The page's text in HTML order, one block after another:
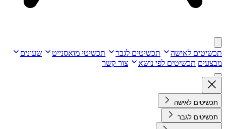
תכשיטים לאישה תכשיטים לגבר תכשיטי מואסנייט
שעונים
מבצעים תכשיטים לפי נושא צור קשר
תכשיטים לאישה
תכשיטים לגבר